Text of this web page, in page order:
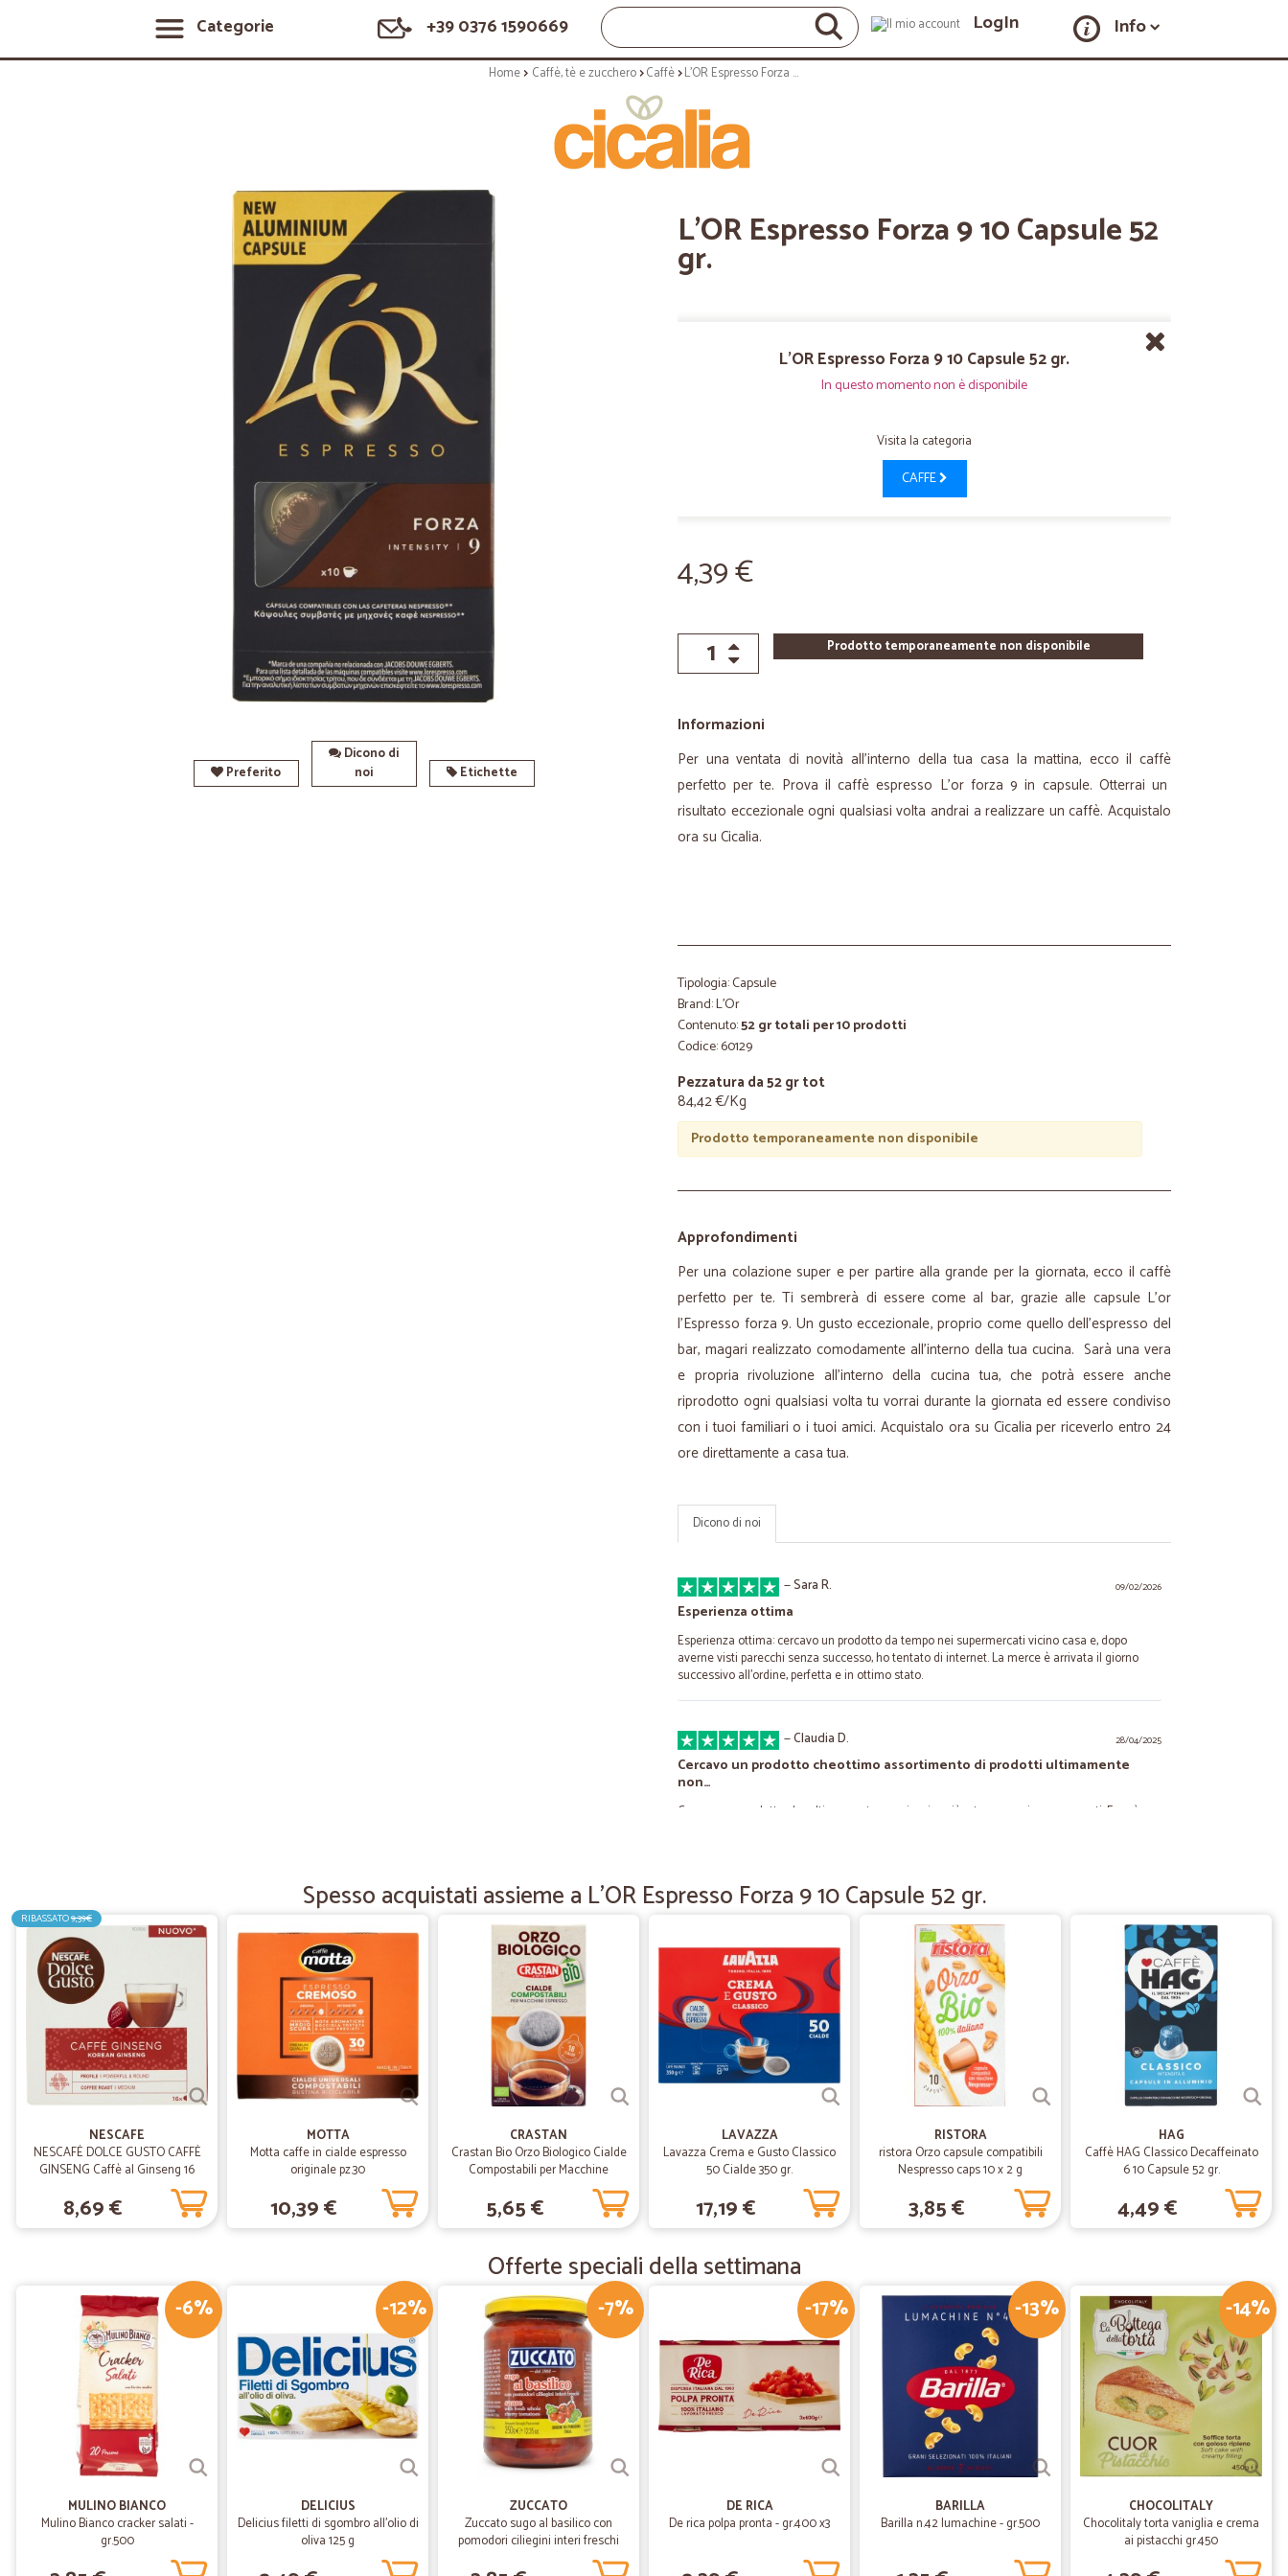
Categorie +39 0376 1590669 LogIn Info
Home Caffè, tè e zucchero Caffè L'OR Espresso Forza 9 10 Capsule 52 gr.
Preferito
Dicono di
noi
Etichette
L'OR Espresso Forza 9 10 Capsule 52
gr.
L'OR Espresso Forza 9 10 Capsule 52 gr.
In questo momento non è disponibile
Visita la categoria
CAFFE
4,39 €
Prodotto temporaneamente non disponibile
Informazioni
Per una ventata di novità all'interno della tua casa la mattina, ecco il caffè
perfetto per te. Prova il caffè espresso L’or forza 9 in capsule. Otterrai un
risultato eccezionale ogni qualsiasi volta andrai a realizzare un caffè. Acquistalo
ora su Cicalia.
Tipologia: Capsule
Brand: L'Or
Contenuto:52 gr totali per 10 prodotti
Codice: 60129
Pezzatura da 52 gr tot
84,42 €/Kg
Prodotto temporaneamente non disponibile
Approfondimenti
Per una colazione super e per partire alla grande per la giornata, ecco il caffè
perfetto per te. Ti sembrerà di essere come al bar, grazie alle capsule L’or
l'Espresso forza 9. Un gusto eccezionale, proprio come quello dell'espresso del
bar, magari realizzato comodamente all'interno della tua cucina. Sarà una vera
e propria rivoluzione all'interno della cucina tua, che potrà essere anche
riprodotto ogni qualsiasi volta tu vorrai durante la giornata ed essere condiviso
con i tuoi familiari o i tuoi amici. Acquistalo ora su Cicalia per riceverlo entro 24
ore direttamente a casa tua.
Dicono di noi
09/02/2026
—Sara R.
Esperienza ottima
Esperienza ottima: cercavo un prodotto da tempo nei supermercati vicino casa e, dopo
averne visti parecchi senza successo, ho tentato di internet. La merce è arrivata il giorno
successivo all'ordine, perfetta e in ottimo stato.
28/04/2025
—Claudia D.
Cercavo un prodotto cheottimo assortimento di prodotti ultimamente
non…
Cercavo un prodotto che ultimamente non riuscivo più a trovare nei supermercati. E così ne
— Daniela L.
Puntuale e comodissimo
09/11/2022
—Gabriella R.
Prezzi buoni e servizio di spedizione…
Prezzi buoni e servizio di spedizione velocissimo
05/10/2022
Tutto perfetto come sempre
Tutto perfetto come sempre
Prodotti arrivati in ottime…
Prodotti arrivati in ottime condizioni,consegna puntualissima e anche qualche omaggio
21/06/2020
—Jessica A.
Servizio veloce e impeccabile come…
Servizio veloce e impeccabile come imballaggio merce,personale cordiale e disponibile in
caso di necessità e ottima varietà di prodotti da selezionare
04/03/2020
—Marco C.
Spesso acquistati assieme a L'OR Espresso Forza 9 10 Capsule 52 gr.
RIBASSATO9,39€
NESCAFE
NESCAFÉ DOLCE GUSTO CAFFÈ
GINSENG Caffè al Ginseng 16
8,69 €
MOTTA
Motta caffe in cialde espresso
originale pz.30
10,39 €
CRASTAN
Crastan Bio Orzo Biologico Cialde
Compostabili per Macchine
5,65 €
LAVAZZA
Lavazza Crema e Gusto Classico
50 Cialde 350 gr.
17,19 €
RISTORA
ristora Orzo capsule compatibili
Nespresso caps 10 x 2 g
3,85 €
HAG
Caffè HAG Classico Decaffeinato
6 10 Capsule 52 gr.
4,49 €
Offerte speciali della settimana
-6%
MULINO BIANCO
Mulino Bianco cracker salati -
gr.500
-12%
DELICIUS
Delicius filetti di sgombro all'olio di
oliva 125 g
-7%
ZUCCATO
Zuccato sugo al basilico con
pomodori ciliegini interi freschi
-17%
DE RICA
De rica polpa pronta - gr.400 x3
-13%
BARILLA
Barilla n.42 lumachine - gr.500
-14%
CHOCOLITALY
Chocolitaly torta vaniglia e crema
ai pistacchi gr.450